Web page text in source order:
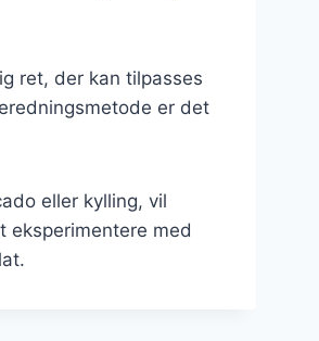
ret, der kan tilpasses
er det
eller kylling, vil
med